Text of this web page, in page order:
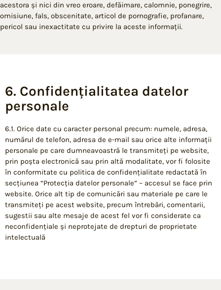
acestora și nici din vreo eroare, defăimare, calomnie, ponegrire,
omisiune, fals, obscenitate, articol de pornografie, profanare,
pericol sau inexactitate cu privire la aceste informații.
6. Confidențialitatea datelor
personale
6.1. Orice date cu caracter personal precum: numele, adresa,
numărul de telefon, adresa de e-mail sau orice alte informații
personale pe care dumneavoastră le transmiteți pe website,
prin poșta electronică sau prin altă modalitate, vor fi folosite
în conformitate cu politica de confidențialitate redactată în
secțiunea “Protecția datelor personale” – accesul se face prin
website. Orice alt tip de comunicări sau materiale pe care le
transmiteți pe acest website, precum întrebări, comentarii,
sugestii sau alte mesaje de acest fel vor fi considerate ca
neconfidențiale și neprotejate de drepturi de proprietate
intelectuală